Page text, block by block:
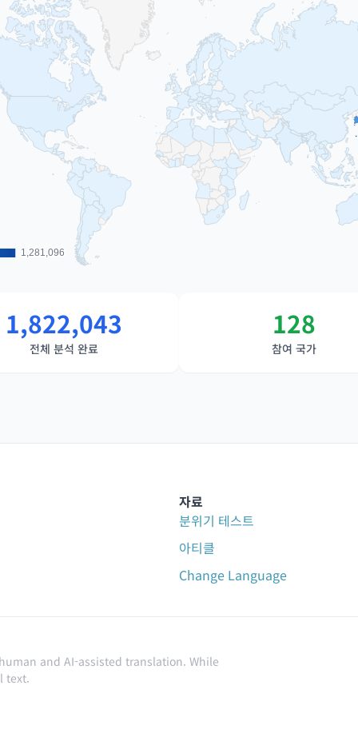
1,281,096
1,281,096
1,822,043
전체 분석 완료
128
참여 국가
자료
분위기 테스트
아티클
Change Language
and AI-assisted translation. While
text.